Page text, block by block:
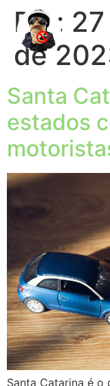
Dia:
de
Santa
estados
Santa Catarina é